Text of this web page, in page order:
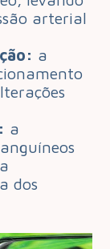
arterial
a
a
dos